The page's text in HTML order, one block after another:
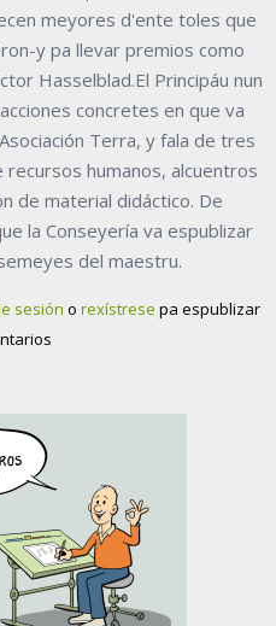
meyores d'ente toles que
y pa llevar premios como
Hasselblad.El Principáu nun
concretes en que va
Terra, y fala de tres
humanos, alcuentros
de material didáctico. De
la Conseyería va espublizar
del maestru.
sesión o rexístrese pa espublizar